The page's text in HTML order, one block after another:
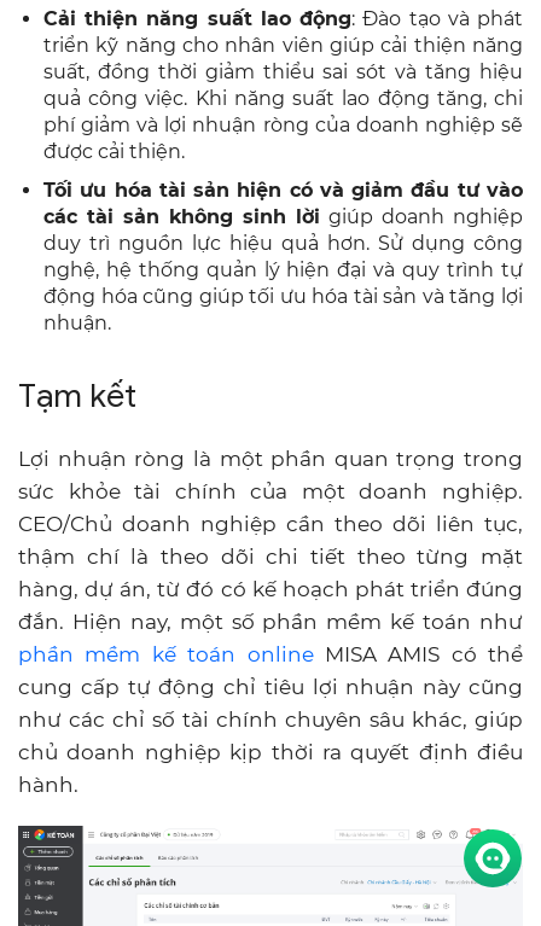
Cải thiện năng suất lao động: Đào tạo và phát
triển kỹ năng cho nhân viên giúp cải thiện năng
suất, đồng thời giảm thiểu sai sót và tăng hiệu
quả công việc. Khi năng suất lao động tăng, chi
phí giảm và lợi nhuận ròng của doanh nghiệp sẽ
được cải thiện.
Tối ưu hóa tài sản hiện có và giảm đầu tư vào
các tài sản không sinh lời giúp doanh nghiệp
duy trì nguồn lực hiệu quả hơn. Sử dụng công
nghệ, hệ thống quản lý hiện đại và quy trình tự
động hóa cũng giúp tối ưu hóa tài sản và tăng lợi
nhuận.
Tạm kết
Lợi nhuận ròng là một phần quan trọng trong
sức khỏe tài chính của một doanh nghiệp.
CEO/Chủ doanh nghiệp cần theo dõi liên tục,
thậm chí là theo dõi chi tiết theo từng mặt
hàng, dự án, từ đó có kế hoạch phát triển đúng
đắn. Hiện nay, một số phần mềm kế toán như
phần mềm kế toán onlineMISA AMIS có thể
cung cấp tự động chỉ tiêu lợi nhuận này cũng
như các chỉ số tài chính chuyên sâu khác, giúp
chủ doanh nghiệp kịp thời ra quyết định điều
hành.